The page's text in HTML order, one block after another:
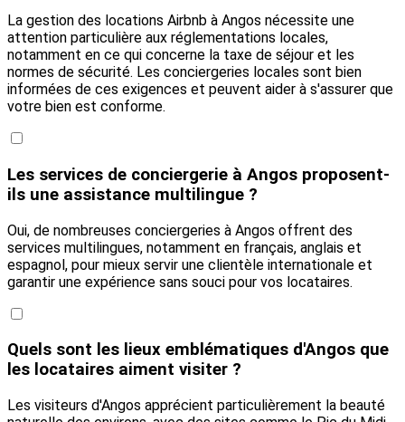
La gestion des locations Airbnb à Angos nécessite une
attention particulière aux réglementations locales,
notamment en ce qui concerne la taxe de séjour et les
normes de sécurité. Les conciergeries locales sont bien
informées de ces exigences et peuvent aider à s'assurer que
votre bien est conforme.
Les services de conciergerie à Angos proposent-
ils une assistance multilingue ?
Oui, de nombreuses conciergeries à Angos offrent des
services multilingues, notamment en français, anglais et
espagnol, pour mieux servir une clientèle internationale et
garantir une expérience sans souci pour vos locataires.
Quels sont les lieux emblématiques d'Angos que
les locataires aiment visiter ?
Les visiteurs d'Angos apprécient particulièrement la beauté